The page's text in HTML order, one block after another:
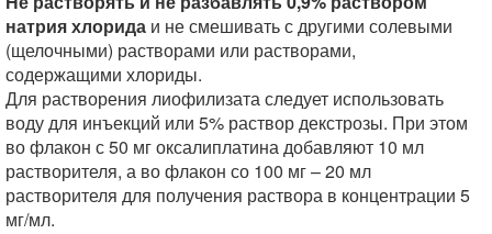
натрия хлорида и не смешивать с другими солевыми
(щелочными) растворами или растворами,
содержащими хлориды.
Для растворения лиофилизата следует использовать
воду для инъекций или 5% раствор декстрозы. При этом
во флакон с 50 мг оксалиплатина добавляют 10 мл
растворителя, а во флакон со 100 мг – 20 мл
растворителя для получения раствора в концентрации 5
мг/мл.